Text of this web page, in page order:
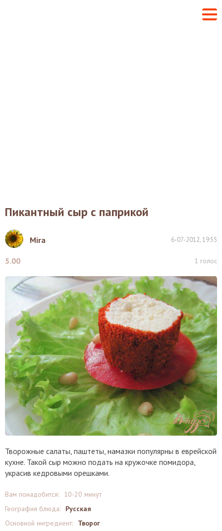
Пикантный сыр с паприкой
Mira 6-07-2012, 19:55
5.00 1 голос
Творожные салаты, паштеты, намазки популярны в еврейской
кухне. Такой сыр можно подать на кружочке помидора,
украсив кедровыми орешками.
Вам понадобится:
10-20 минут
География блюда:
Русская
Основной ингредиент:
Творог